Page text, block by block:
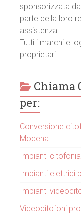
sponsorizzata
parte della loro
assistenza.
Tutti i marchi e
proprietari.
Chiama
per:
Conversione
Modena
Impianti
Impianti elettrici
Impianti
Videocitofoni